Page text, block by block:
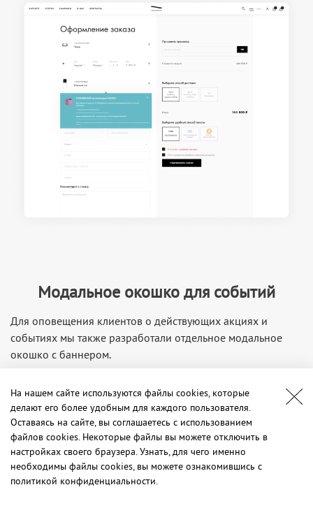
Модальное окошко для событий
Для оповещения клиентов о действующих акциях и
событиях мы также разработали отдельное модальное
окошко с баннером.
На нашем сайте используются файлы cookies, которые
делают его более удобным для каждого пользователя.
Оставаясь на сайте, вы соглашаетесь с использованием
файлов cookies. Некоторые файлы вы можете отключить в
настройках своего браузера. Узнать, для чего именно
необходимы файлы cookies, вы можете ознакомившись с
политикой конфиденциальности.